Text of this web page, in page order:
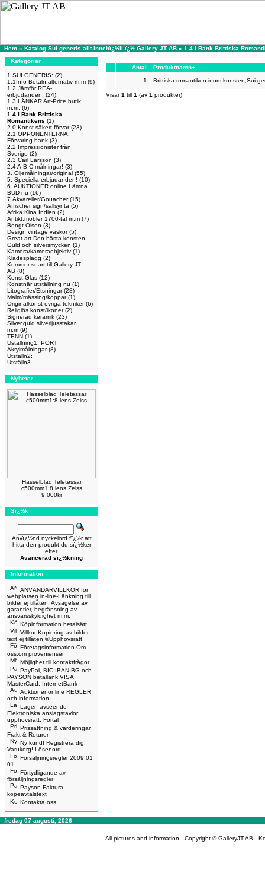
Hem » Katalog Sui generis allt innehï¿½ll ï¿½ Gallery JT AB » 1.4 I Bank Brittiska
Kategorier
1 SUI GENERIS: (2)
1.1Info Betaln.alternativ m.m (9)
1.2 Jämför REA-
erbjudanden.
(24)
1.3 LÄNKAR Art-Price butik
m.m. (6)
1.4 I Bank Brittiska
Romantikens (1)
2.0 Konst säkert förvar(23)
2.1 OPPONENTERNA!
Förvaring bank (3)
2.2 Impressionister från
Sverige (2)
2.3 Carl Larsson (3)
2.4 A-B-C målningar! (3)
3. Oljemålningar/original (55)
5. Speciella erbjudanden! (10)
6. AUKTIONER online Lämna
BUD nu (16)
7.Akvareller/Gouacher(15)
Affischer sign/sällsynta (5)
Afrika Kina Indien (2)
Antikt,möbler 1700-tal m.m (7)
Bengt Olson (3)
Design vintage väskor(5)
Great art Den bästa konsten
Guld och silversmycken (1)
Kamera/kameraobjektiv (1)
Klädesplagg (2)
Kommer snart till Gallery JT
AB (8)
Konst-Glas (12)
Konstnär utställning nu (1)
Litografier/Etsningar(28)
Malm/mässing/koppar(1)
Originalkonst övriga tekniker(6)
Religiös konst/ikoner(2)
Signerad keramik (23)
Silver,guld silverljusstakar
m.m (9)
TENN (1)
Uställning1: PORT
Akrylmålningar(8)
Utställn2:
Utställn3
Nyheter.
Hasselblad Teletessar
c500mm1:8 lens Zeiss
9,000kr
Sï¿½k
Anvï¿½nd nyckelord fï¿½r att
hitta den produkt du sï¿½ker
efter.
Avancerad sï¿½kning
Information
ANVÄNDARVILLKOR för
webplatsen in-line-Länkning till
bilder ej tillåten, Avsägelse av
garantier, begränsning av
ansvarsskyldighet m.m.
Köpinformation betalsätt
Villkor Kopiering av bilder
text ej tillåten ©Upphovsrätt
Företagsinformation Om
oss,om provenienser
Möjlighet till kontaktfrågor
PayPal, BIC IBAN BG och
PAYSON betallänk VISA
MasterCard, InternetBank
Auktioner online REGLER
och information
Lagen avseende
Elektroniska anslagstavlor
upphovsrätt. Förtal
Prissättning & värderingar
Frakt & Returer
Ny kund! Registrera dig!
Varukorg! Lösenord!
Försäljningsregler 2009 01
01
Förtydligande av
försäljningsregler
Payson Faktura
köpeavtalstext
Kontakta oss
Antal
Produktnamn+
1
Brittiska romantiken inom konsten,Sui
Visar1 till 1 (av 1 produkter)
fredag 07 augusti, 2026
All pictures and information - Copyright © GalleryJT AB -